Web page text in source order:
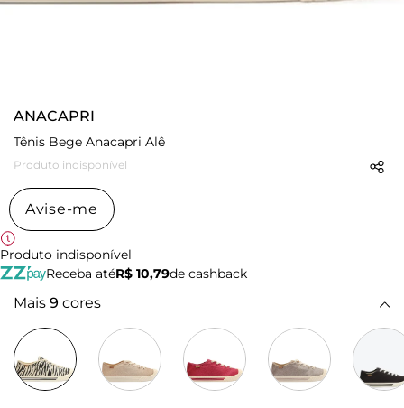
ANACAPRI
Tênis Bege Anacapri Alê
Produto indisponível
Avise-me
Produto indisponível
Receba atéR$ 10,79de cashback
Mais 9 cores